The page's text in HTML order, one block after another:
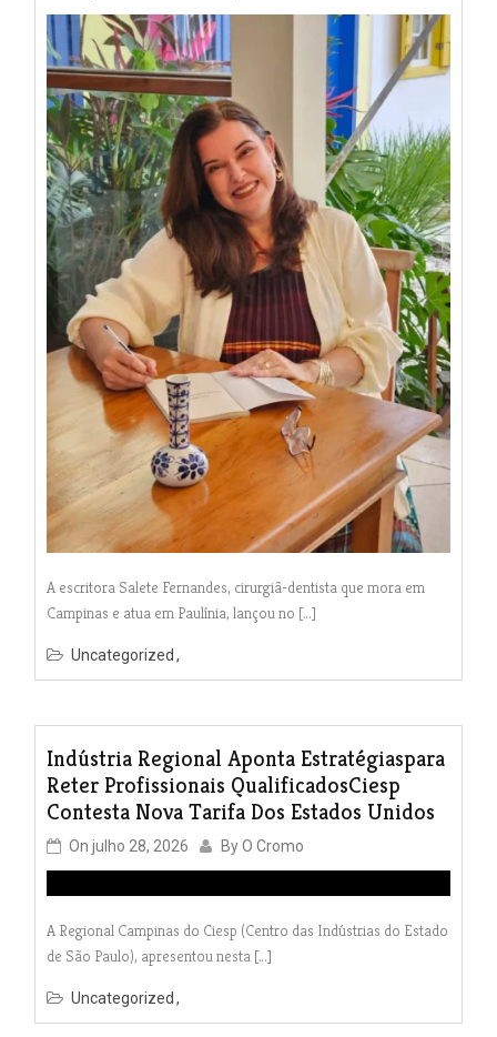
A escritora Salete Fernandes, cirurgiã-dentista que mora em
Campinas e atua em Paulínia, lançou no […]
Uncategorized
Indústria Regional Aponta Estratégiaspara
Reter Profissionais QualificadosCiesp
Contesta Nova Tarifa Dos Estados Unidos
On julho 28, 2026 ByO Cromo
A Regional Campinas do Ciesp (Centro das Indústrias do Estado
de São Paulo), apresentou nesta […]
Uncategorized